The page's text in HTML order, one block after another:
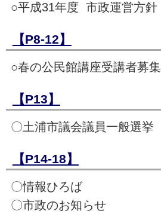
○平成31年度 市政運営方針
【P8-12】
○春の公民館講座受講者募集
【P13】
〇土浦市議会議員一般選挙
【P14-18】
〇情報ひろば
〇市政のお知らせ